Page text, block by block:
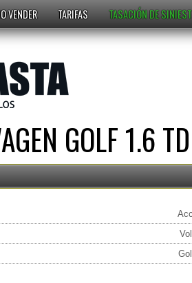
VENDER TARIFAS TASACIÓN DE
GOLF 1.6